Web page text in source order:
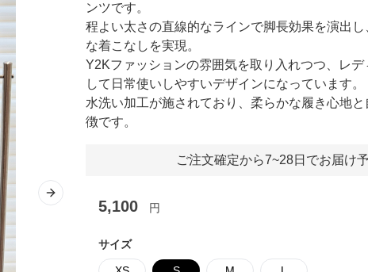
Next slide
ンツです。
程よい太さの直線的なラインで脚長効果を演出し
な着こなしを実現。
Y2Kファッションの雰囲気を取り入れつつ、レデ
して日常使いしやすいデザインになっています。
水洗い加工が施されており、柔らかな履き心地
徴です。
ご注文確定から7~28日でお届け
5,100 円
サイズ